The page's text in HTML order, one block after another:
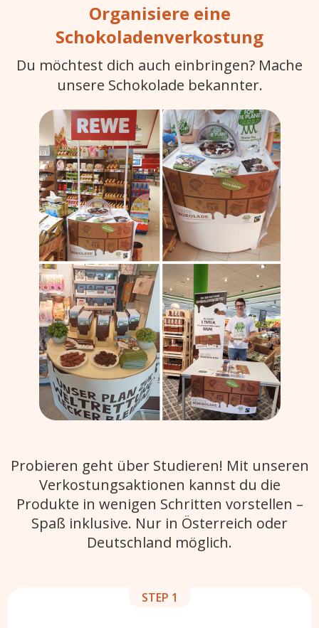
Organisiere eine
Schokoladenverkostung
Du möchtest dich auch einbringen? Mache
unsere Schokolade bekannter.
Probieren geht über Studieren! Mit unseren
Verkostungsaktionen kannst du die
Produkte in wenigen Schritten vorstellen –
Spaß inklusive. Nur in Österreich oder
Deutschland möglich.
STEP 1